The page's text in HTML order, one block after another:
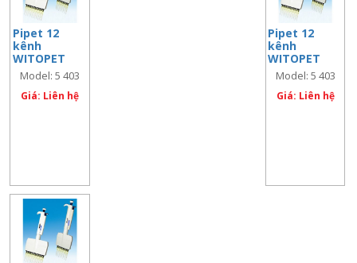
Pipet 12
kênh
WITOPET
economy 0.5
– 10 µl
Model: 5 403
201
Giá: Liên hệ
Pipet 12
kênh
WITOPET
economy 5
-50 µl
Model: 5 403
205
Giá: Liên hệ